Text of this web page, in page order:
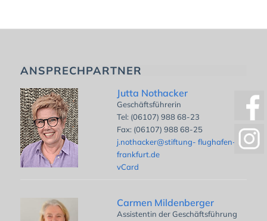
ANSPRECHPARTNER
Jutta Nothacker
Geschäftsführerin
Tel: (06107) 988 68-23
Fax: (06107) 988 68-25
j.nothacker@stiftung- flughafen-
frankfurt.de
vCard
Carmen Mildenberger
Assistentin der Geschäftsführung